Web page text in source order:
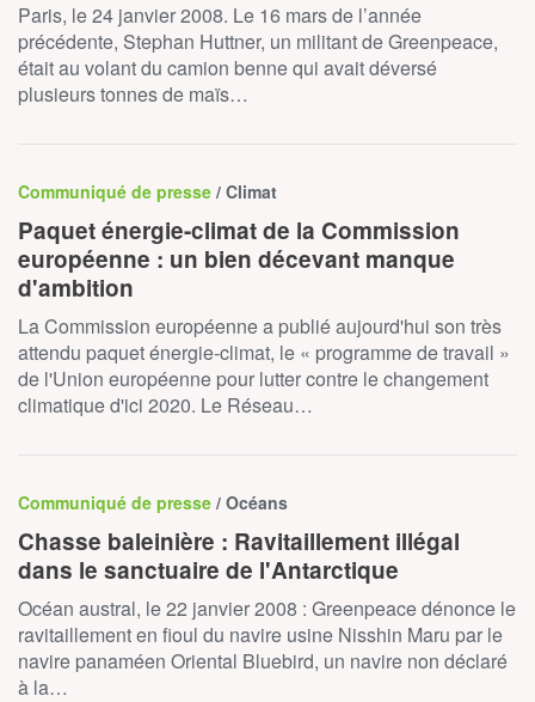
Paris, le 24 janvier 2008. Le 16 mars de l’année
précédente, Stephan Huttner, un militant de Greenpeace,
était au volant du camion benne qui avait déversé
plusieurs tonnes de maïs…
Communiqué de presse / Climat
Paquet énergie-climat de la Commission
européenne : un bien décevant manque
d'ambition
La Commission européenne a publié aujourd'hui son très
attendu paquet énergie-climat, le « programme de travail »
de l'Union européenne pour lutter contre le changement
climatique d'ici 2020. Le Réseau…
Communiqué de presse / Océans
Chasse baleinière : Ravitaillement illégal
dans le sanctuaire de l'Antarctique
Océan austral, le 22 janvier 2008 : Greenpeace dénonce le
ravitaillement en fioul du navire usine Nisshin Maru par le
navire panaméen Oriental Bluebird, un navire non déclaré
à la…